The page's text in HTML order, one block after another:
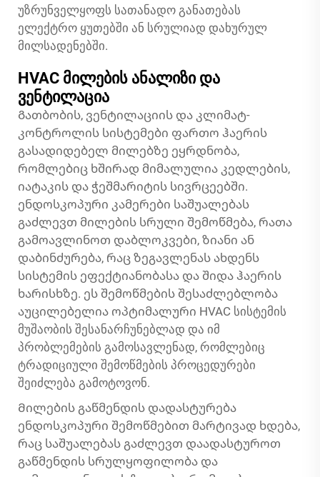
უზრუნველყოფს სათანადო განათებას
ელექტრო ყუთებში ან სრულიად დახურულ
მილსადენებში.
HVAC მილების ანალიზი და
ვენტილაცია
Გათბობის, ვენტილაციის და კლიმატ-
კონტროლის სისტემები ფართო ჰაერის
გასადიდებელ მილებზე ეყრდნობა,
რომლებიც ხშირად მიმალულია კედლების,
იატაკის და ჭეშმარიტის სივრცეებში.
ენდოსკოპური კამერები საშუალებას
გაძლევთ მილების სრული შემოწმება, რათა
გამოავლინოთ დაბლოკვები, ზიანი ან
დაბინძურება, რაც ზეგავლენას ახდენს
სისტემის ეფექტიანობასა და შიდა ჰაერის
ხარისხზე. ეს შემოწმების შესაძლებლობა
აუცილებელია ოპტიმალური HVAC სისტემის
მუშაობის შესანარჩუნებლად და იმ
პრობლემების გამოსავლენად, რომლებიც
ტრადიციული შემოწმების პროცედურები
შეიძლება გამოტოვონ.
Მილების გაწმენდის დადასტურება
ენდოსკოპური შემოწმებით მარტივად ხდება,
რაც საშუალებას გაძლევთ დაადასტუროთ
გაწმენდის სრულყოფილობა და